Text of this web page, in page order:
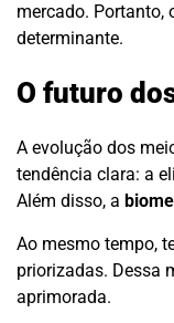
mercado. Portanto,
determinante.
O futuro
A evolução dos
tendência clara: a
Além disso, a
Ao mesmo tempo,
priorizadas. Dessa
aprimorada.